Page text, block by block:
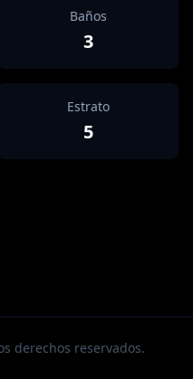
Baños
3
Estrato
5
derechos reservados.